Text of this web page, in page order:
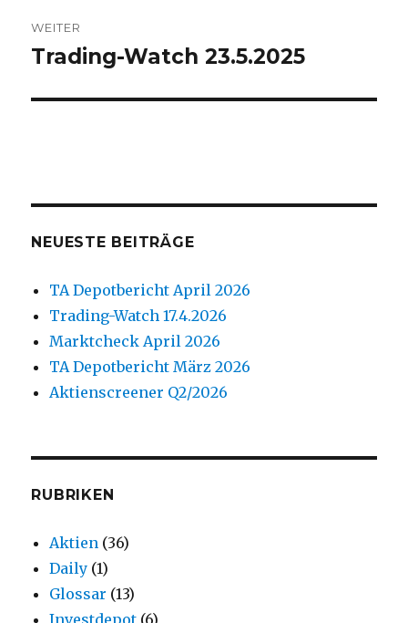
WEITER
Nächster
Trading-Watch 23.5.2025
NEUESTE BEITRÄGE
TA Depotbericht April 2026
Trading-Watch 17.4.2026
Marktcheck April 2026
TA Depotbericht März 2026
Aktienscreener Q2/2026
RUBRIKEN
Aktien (36)
Daily (1)
Glossar (13)